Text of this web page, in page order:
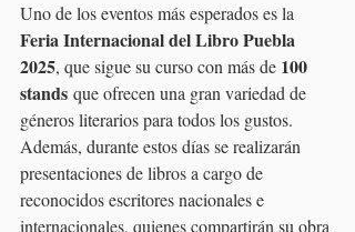
Uno de los eventos más esperados es la
Feria Internacional del Libro Puebla
2025, que sigue su curso con más de 100
stands que ofrecen una gran variedad de
géneros literarios para todos los gustos.
Además, durante estos días se realizarán
presentaciones de libros a cargo de
reconocidos escritores nacionales e
internacionales, quienes compartirán su obra